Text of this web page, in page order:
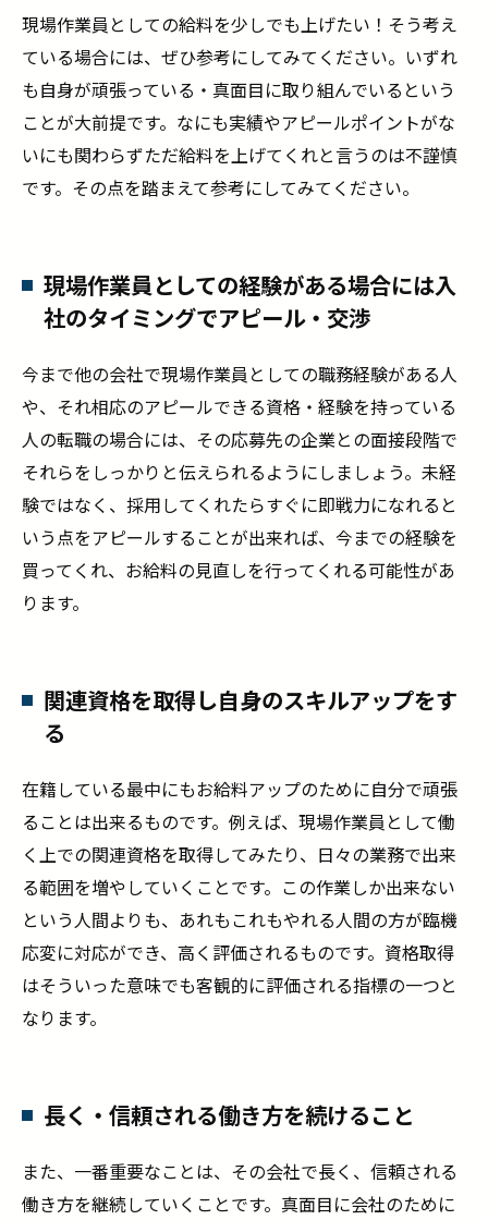
現場作業員としての給料を少しでも上げたい！そう考え
ている場合には、ぜひ参考にしてみてください。いずれ
も自身が頑張っている・真面目に取り組んでいるという
ことが大前提です。なにも実績やアピールポイントがな
いにも関わらずただ給料を上げてくれと言うのは不謹慎
です。その点を踏まえて参考にしてみてください。
現場作業員としての経験がある場合には入
社のタイミングでアピール・交渉
今まで他の会社で現場作業員としての職務経験がある人
や、それ相応のアピールできる資格・経験を持っている
人の転職の場合には、その応募先の企業との面接段階で
それらをしっかりと伝えられるようにしましょう。未経
験ではなく、採用してくれたらすぐに即戦力になれると
いう点をアピールすることが出来れば、今までの経験を
買ってくれ、お給料の見直しを行ってくれる可能性があ
ります。
関連資格を取得し自身のスキルアップをす
る
在籍している最中にもお給料アップのために自分で頑張
ることは出来るものです。例えば、現場作業員として働
く上での関連資格を取得してみたり、日々の業務で出来
る範囲を増やしていくことです。この作業しか出来ない
という人間よりも、あれもこれもやれる人間の方が臨機
応変に対応ができ、高く評価されるものです。資格取得
はそういった意味でも客観的に評価される指標の一つと
なります。
長く・信頼される働き方を続けること
また、一番重要なことは、その会社で長く、信頼される
働き方を継続していくことです。真面目に会社のために